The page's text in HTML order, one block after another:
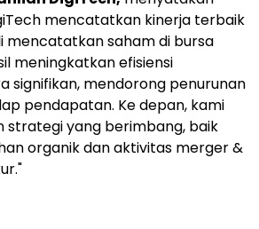
mencatatkan kinerja terbaik
mencatatkan saham di bursa
meningkatkan efisiensi
signifikan, mendorong penurunan
pendapatan. Ke depan, kami
strategi yang berimbang, baik
organik dan aktivitas merger &